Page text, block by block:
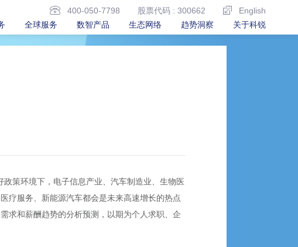
400-050-7798 股票代码 : 300662
English
全球服务 数智产品 生态网络 趋势洞察 关于科锐
政策环境下，电子信息产业、汽车制造业、生物医
疗服务、新能源汽车都会是未来高速增长的热点
求和薪酬趋势的分析预测，以期为个人求职、企